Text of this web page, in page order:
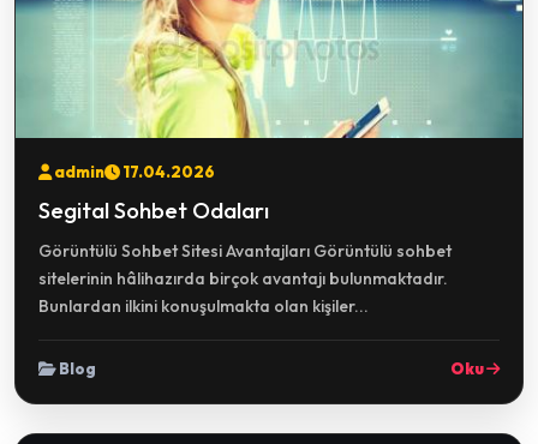
admin 17.04.2026
Segital Sohbet Odaları
Görüntülü Sohbet Sitesi Avantajları Görüntülü sohbet
sitelerinin hâlihazırda birçok avantajı bulunmaktadır.
Bunlardan ilkini konuşulmakta olan kişiler...
Blog Oku